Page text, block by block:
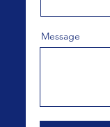
Message